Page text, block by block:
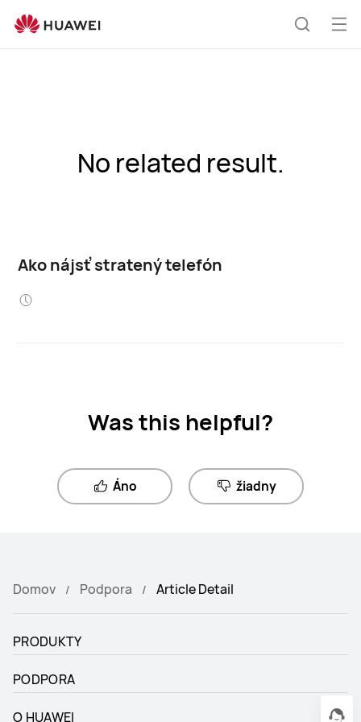
No related result.
Ako nájsť stratený telefón
Was this helpful?
Áno žiadny
Domov Podpora Article Detail
PRODUKTY
PODPORA
O HUAWEI